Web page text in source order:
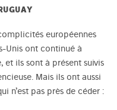
européennes
Unis ont continué à
et ils sont à présent suivis
Mais ils ont aussi
n’est pas près de céder :